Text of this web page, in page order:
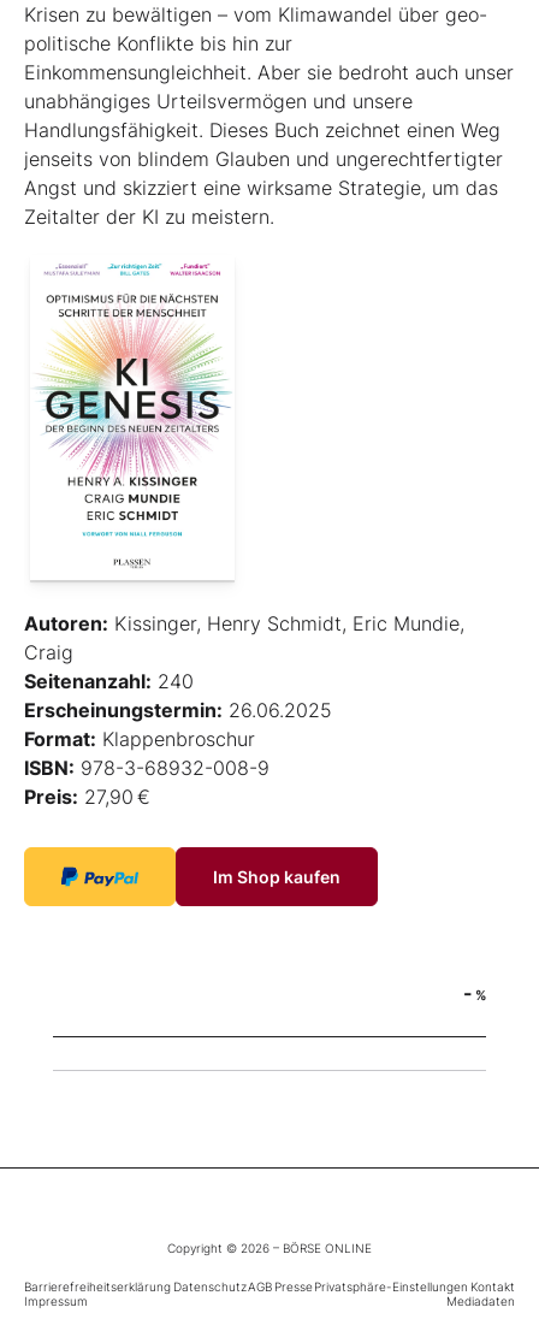
Krisen zu bewältigen – vom Klimawandel über geo­
poli­tische Konflikte bis hin zur
Einkommensungleichheit. Aber sie bedroht auch unser
unabhängiges Urteilsvermögen und unsere
Handlungsfähigkeit. Dieses Buch zeichnet einen Weg
jenseits von blindem Glauben und ungerechtfertigter
Angst und skizziert eine wirksame Strategie, um das
Zeitalter der KI zu meistern.
Autoren: Kissinger, Henry Schmidt, Eric Mundie,
Craig
Seitenanzahl: 240
Erscheinungstermin: 26.06.2025
Format: Klappenbroschur
ISBN: 978-3-68932-008-9
Preis: 27,90 €
Im Shop kaufen
- %
Copyright © 2026 – BÖRSE ONLINE
Barrierefreiheitserklärung DatenschutzAGB PressePrivatsphäre-Einstellungen Kontakt
Impressum
Mediadaten